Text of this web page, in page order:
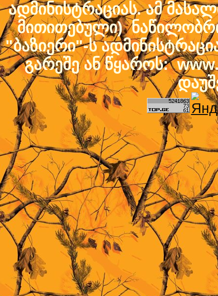
ადმინისტრაციას. ამ
მითითებული)
"ბაზიერი"-ს
გარეშე ან წყაროს: